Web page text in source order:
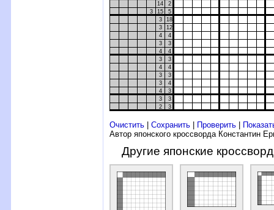
14
2
3
15
5
3
18
3
12
4
4
3
3
4
4
3
3
4
4
3
3
3
4
4
3
3
3
2
3
Очистить Сохранить Проверить
Автор японского кроссворда Константин
Другие японские